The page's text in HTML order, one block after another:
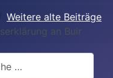
Weitere alte Beiträge
an Buir